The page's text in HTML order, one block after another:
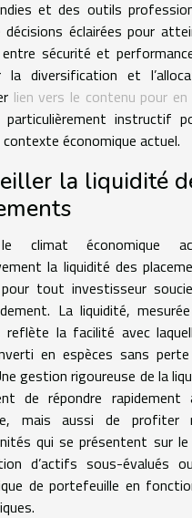
et des outils
décisions éclairées pour
sécurité et
la diversification et
lien vers le contenu pour
particulièrement instructif
contexte économique actuel.
la liquidité
climat économique
la liquidité des
tout investisseur
La liquidité,
reflète la facilité avec
en espèces sans
gestion rigoureuse de la
de répondre
mais aussi de profiter
qui se présentent sur le
d’actifs sous-évalués
de portefeuille en